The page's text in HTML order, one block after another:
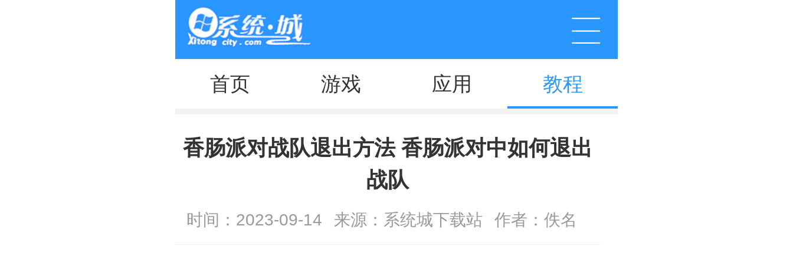
首页 游戏 应用 教程
香肠派对战队退出方法 香肠派对中如何退出
战队
时间：2023-09-14 来源：系统城下载站 作者：佚名